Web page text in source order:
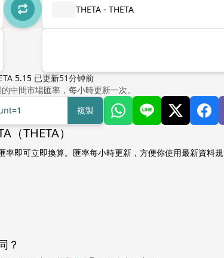
THETA - THETA
5.15 已更新51分钟前
中間市場匯率，每小時更新一次。
複製
THETA）
率即可立即換算。匯率每小時更新，方便你使用最新資料規
？